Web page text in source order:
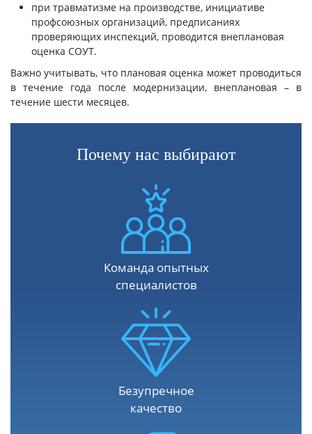
при травматизме на производстве, инициативе
профсоюзных организаций, предписаниях
проверяющих инспекций, проводится внеплановая
оценка СОУТ.
Важно учитывать, что плановая оценка может проводиться
в течение года после модернизации, внеплановая – в
течение шести месяцев.
Почему нас выбирают
Команда опытных
специалистов
Безупречное
качество